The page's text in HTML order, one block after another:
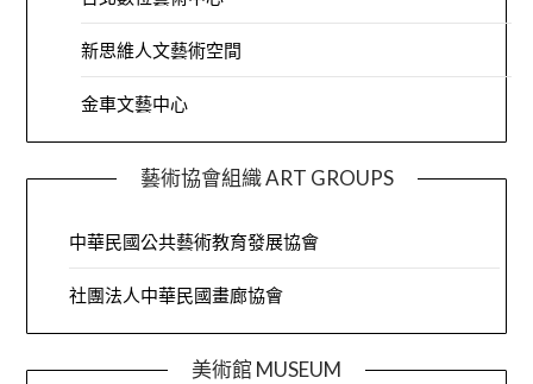
新思維人文藝術空間
金車文藝中心
藝術協會組織 ART GROUPS
中華民國公共藝術教育發展協會
社團法人中華民國畫廊協會
美術館 MUSEUM